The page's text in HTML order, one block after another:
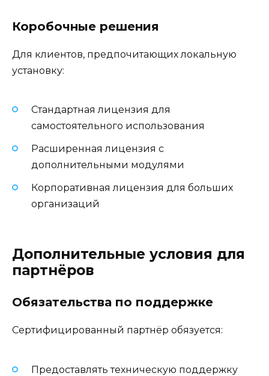
Коробочные решения
Для клиентов, предпочитающих локальную
установку:
Стандартная лицензия для
самостоятельного использования
Расширенная лицензия с
дополнительными модулями
Корпоративная лицензия для больших
организаций
Дополнительные условия для
партнёров
Обязательства по поддержке
Сертифицированный партнёр обязуется:
Предоставлять техническую поддержку